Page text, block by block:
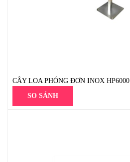
CÂY LOA PHÓNG ĐƠN INOX HP6000
SO SÁNH